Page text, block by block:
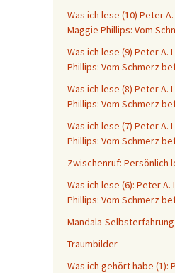
Was ich lese (10) Peter
Maggie Phillips: Vom
Was ich lese (9) Peter A.
Phillips: Vom Schmerz
Was ich lese (8) Peter A.
Phillips: Vom Schmerz
Was ich lese (7) Peter A.
Phillips: Vom Schmerz
Zwischenruf: Persönlich
Was ich lese (6): Peter A.
Phillips: Vom Schmerz
Mandala-Selbsterfahrung
Traumbilder
Was ich gehört habe (1):